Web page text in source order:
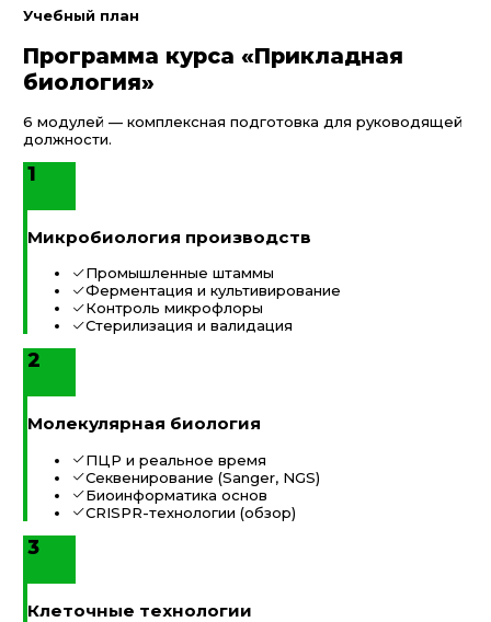
Учебный план
Программа курса «Прикладная
биология»
6 модулей — комплексная подготовка для руководящей
должности.
1
Микробиология производств
Промышленные штаммы
Ферментация и культивирование
Контроль микрофлоры
Стерилизация и валидация
2
Молекулярная биология
ПЦР и реальное время
Секвенирование (Sanger, NGS)
Биоинформатика основ
CRISPR-технологии (обзор)
3
Клеточные технологии